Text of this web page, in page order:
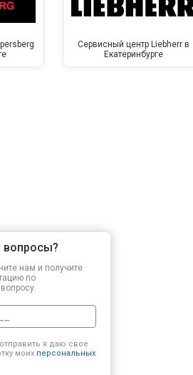
Сервисный центр Liebherr в
Екатеринбурге
вопросы?
нам и получите
по
я даю свое
моих персональных